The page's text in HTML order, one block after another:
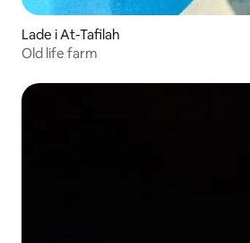
Lade i At-Tafilah
Old life farm